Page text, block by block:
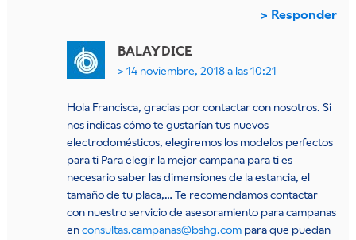
Responder
BALAY DICE
14 noviembre, 2018 a las 10:21
Hola Francisca, gracias por contactar con nosotros. Si
nos indicas cómo te gustarían tus nuevos
electrodomésticos, elegiremos los modelos perfectos
para ti Para elegir la mejor campana para ti es
necesario saber las dimensiones de la estancia, el
tamaño de tu placa,… Te recomendamos contactar
con nuestro servicio de asesoramiento para campanas
enconsultas.campanas@bshg.compara que puedan